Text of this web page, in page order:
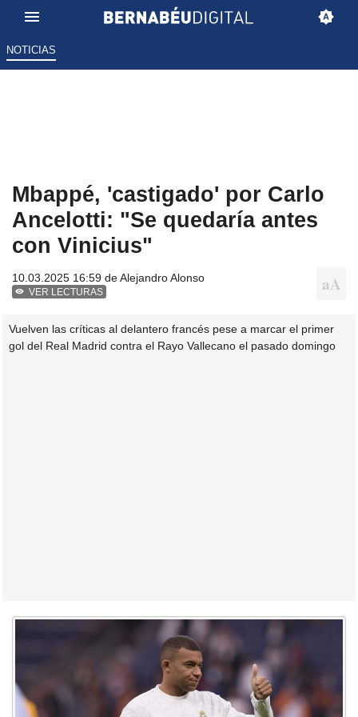
NOTICIAS
Mbappé, 'castigado' por Carlo
Ancelotti: "Se quedaría antes
con Vinicius"
10.03.2025 16:59 deAlejandro Alonso
VER LECTURAS
Vuelven las críticas al delantero francés pese a marcar el primer
gol del Real Madrid contra el Rayo Vallecano el pasado domingo